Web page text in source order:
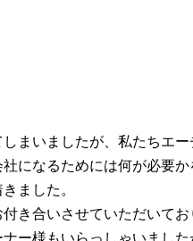
まいましたが、私たちエ
社になるためには何が必要
ました。
き合いさせていただいて